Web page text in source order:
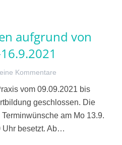
aufgrund von
Kommentare
vom 09.09.2021 bis
geschlossen. Die
am Mo 13.9.
Uhr besetzt. Ab…